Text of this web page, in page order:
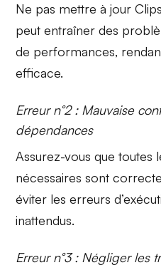
Ne pas mettre à jour
peut entraîner des
de performances,
efficace.
Erreur n°2 : Mauvaise
dépendances
Assurez-vous que toutes
nécessaires sont
éviter les erreurs
inattendus.
Erreur n°3 : Négliger les